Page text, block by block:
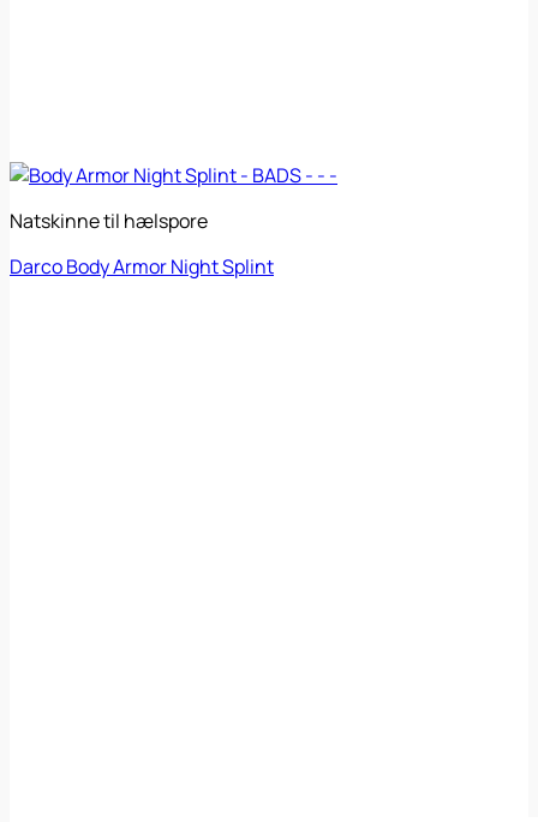
Natskinne til hælspore
Darco Body Armor Night Splint